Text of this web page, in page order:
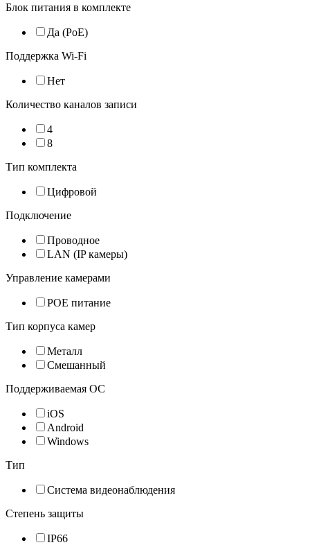
Блок питания в комплекте
Да (PoE)
Поддержка Wi-Fi
Нет
Количество каналов записи
4
8
Тип комплекта
Цифровой
Подключение
Проводное
LAN (IP камеры)
Управление камерами
POE питание
Тип корпуса камер
Металл
Смешанный
Поддерживаемая ОС
iOS
Android
Windows
Тип
Система видеонаблюдения
Степень защиты
IP66